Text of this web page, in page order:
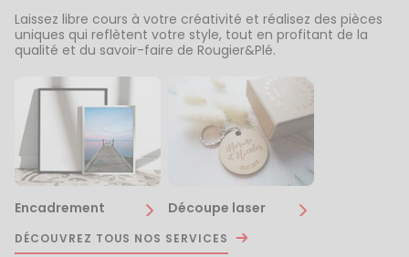
Laissez libre cours à votre créativité et réalisez des pièces
uniques qui reflètent votre style, tout en profitant de la
qualité et du savoir-faire de Rougier&Plé.
Encadrement Découpe laser
DÉCOUVREZ TOUS NOS SERVICES